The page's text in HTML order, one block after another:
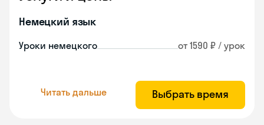
Немецкий язык
Уроки немецкого от 1590 ₽ / урок
Читать дальше Выбрать время